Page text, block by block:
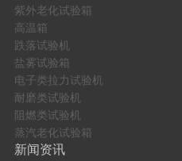
紫外老化试验箱
高温箱
跌落试验机
盐雾试验箱
电子类拉力试验机
耐磨类试验机
阻燃类试验机
蒸汽老化试验箱
新闻资讯